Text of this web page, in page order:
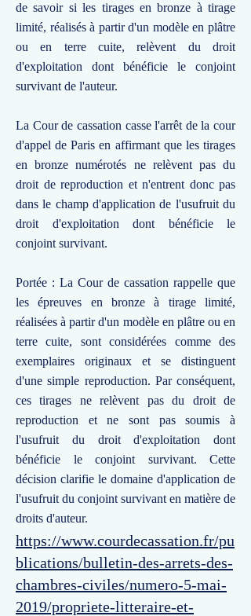
de savoir si les tirages en bronze à tirage
limité, réalisés à partir d'un modèle en plâtre
ou en terre cuite, relèvent du droit
d'exploitation dont bénéficie le conjoint
survivant de l'auteur.
La Cour de cassation casse l'arrêt de la cour
d'appel de Paris en affirmant que les tirages
en bronze numérotés ne relèvent pas du
droit de reproduction et n'entrent donc pas
dans le champ d'application de l'usufruit du
droit d'exploitation dont bénéficie le
conjoint survivant.
Portée : La Cour de cassation rappelle que
les épreuves en bronze à tirage limité,
réalisées à partir d'un modèle en plâtre ou en
terre cuite, sont considérées comme des
exemplaires originaux et se distinguent
d'une simple reproduction. Par conséquent,
ces tirages ne relèvent pas du droit de
reproduction et ne sont pas soumis à
l'usufruit du droit d'exploitation dont
bénéficie le conjoint survivant. Cette
décision clarifie le domaine d'application de
l'usufruit du conjoint survivant en matière de
droits d'auteur.
https://www.courdecassation.fr/pu
blications/bulletin-des-arrets-des-
chambres-civiles/numero-5-mai-
2019/propriete-litteraire-et-